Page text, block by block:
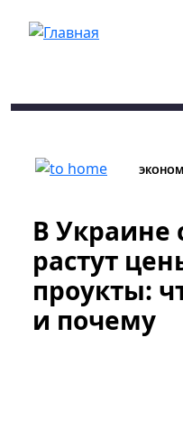
В Украине
растут
проукты:
и почему